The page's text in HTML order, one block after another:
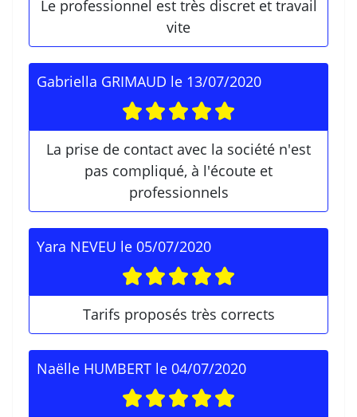
Le professionnel est très discret et travail
vite
Gabriella GRIMAUD le 13/07/2020
La prise de contact avec la société n'est
pas compliqué, à l'écoute et
professionnels
Yara NEVEU le 05/07/2020
Tarifs proposés très corrects
Naëlle HUMBERT le 04/07/2020